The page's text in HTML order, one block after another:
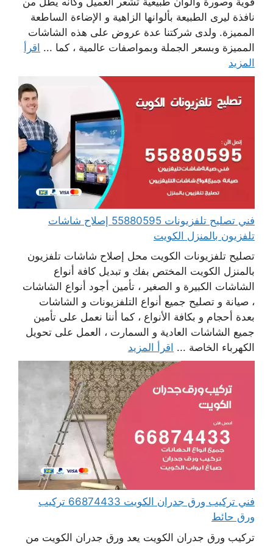
نافذة ليرى الطبيعة بألوانها الزاهية و الإضاءة الساطعة
المميزة. ولدى شركتنا عدة عروض على هذه الشاشات
المميزة وبسعر الجملة وبمواصفات عالمية ، كما ... اقرأ
المزيد
فني تصليح تلفزيونات 55880595 إصلاح شاشات
تلفزيون بالمنزل الكويت
تصليح تلفزيونات الكويت محل إصلاح شاشات تلفزيون
بالمنزل الكويت المختص بفك و تبديل كافة أنواع
الشاشات الكبيرة و الصغير ، تأمين أجود أنواع الشاشات
، صيانة و تصليح جميع أنواع التلفزيونات و الشاشات
بعدة أحجام و بكافة الأنواع ، كما أننا نعمل على تأمين
جميع الشاشات العادية و السمارت ، العمل على تحويل
الكهرباء الخاصة ... اقرأ المزيد
فني تركيب ورق جدران الكويت 66874433 تركيب
ورق حائط
تركيب ورق جدران الكويت يعد ورق جدران الكويت من